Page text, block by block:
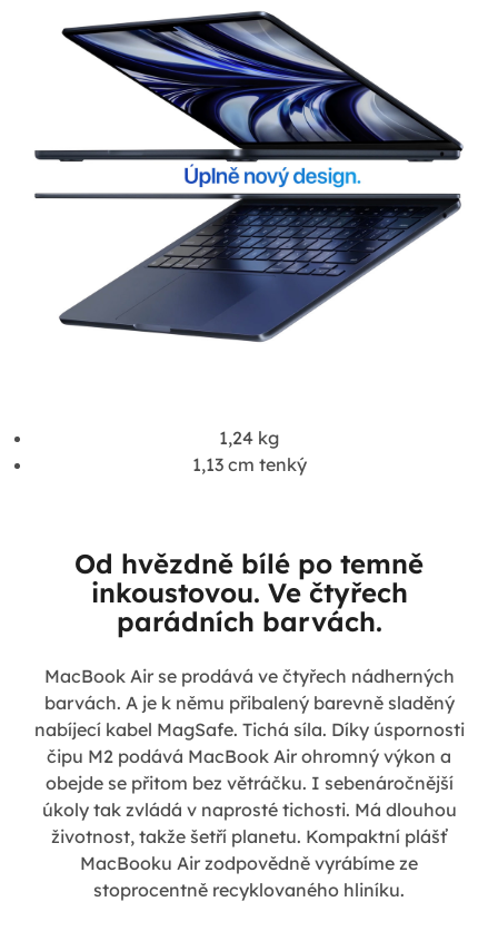
1,24 kg
1,13 cm tenký
Od hvězdně bílé po temně
inkoustovou. Ve čtyřech
parádních barvách.
MacBook Air se prodává ve čtyřech nádherných
barvách. A je k němu přibalený barevně sladěný
nabíjecí kabel MagSafe. Tichá síla. Díky úspornosti
čipu M2 podává MacBook Air ohromný výkon a
obejde se přitom bez větráčku. I sebenáročnější
úkoly tak zvládá v naprosté tichosti. Má dlouhou
životnost, takže šetří planetu. Kompaktní plášť
MacBooku Air zodpovědně vyrábíme ze
stoprocentně recyklovaného hliníku.